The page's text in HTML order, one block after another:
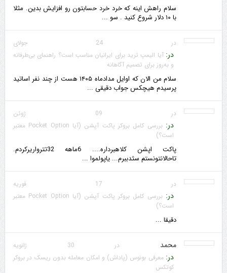
سلام راهش اینه که خرد خرد حسابتون رو افزایش بدین. مثلا
با ۱۰ دلار شروع کنید . سو ...
در 24 جولای
در:آیا الیمپ ترید برای ایرانیان مناسب است؟ راهنمای بی‌طرفانه
و به‌روز برای تصمیم آگاهانه
سلام من الان که اوایل مدادماه ۱۴۰۵ هست از چند نفر اساتید
پرسیدم هیچکس جواب دقیقی ...
در 09 ژوئن
در:
بررسی کامل بروکر پاکت آپشن (آیا Pocket Option معتبر
است؟)
پاکت اپشن کلاهبرداره.... 6ماهه 32تترواریرکردم.
تاحالانتونستم سثدببرم... یاپولموا ...
در 17 فوریه
در:
بررسی کامل بروکر پاکت آپشن (آیا Pocket Option معتبر
است؟)
دقیقا ...
محمد در 30 ژانویه
در:معرفی بونوس (پاداش) و امکان معامله بدون ریسک در بروکر
کوتکس